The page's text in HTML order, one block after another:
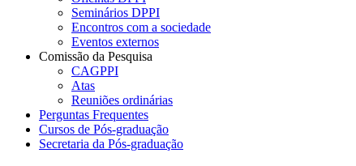
Seminários DPPI
Encontros com a sociedade
Eventos externos
Comissão da Pesquisa
CAGPPI
Atas
Reuniões ordinárias
Perguntas Frequentes
Cursos de Pós-graduação
Secretaria da Pós-graduação